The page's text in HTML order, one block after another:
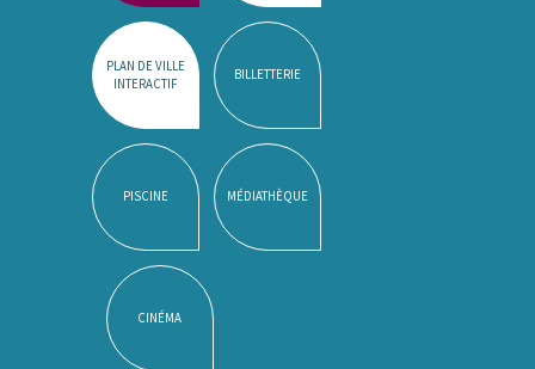
PLAN DE VILLE
INTERACTIF
BILLETTERIE
PISCINE MÉDIATHÈQUE
CINÉMA